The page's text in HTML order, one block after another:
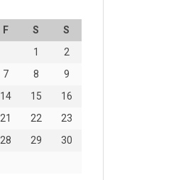
F S
S
1
2
7 8
9
14 15
16
21 22
23
28 29
30